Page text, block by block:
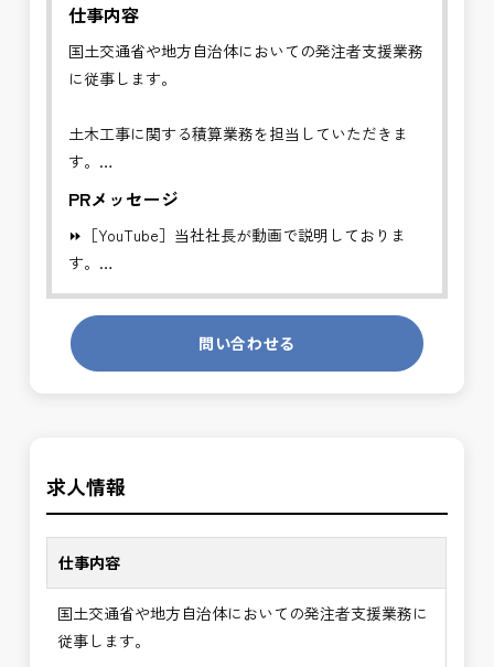
仕事内容
国土交通省や地方自治体においての発注者支援業務
に従事します。
土木工事に関する積算業務を担当していただきま
す。
公共工事（道路・河川・港湾空港等）の数量算出お
⏩【主な業務内容】
・設計図書からの数量算出
・内訳書の作成
・積算ソフト入力
・外注成果物のチェック
・建設コンサルタント経験者
＊受注が多く、増員募集しております。
発注者支援業務は、社会基盤を支える大切な仕事で
PRメッセージ
⏩［YouTube］当社社長が動画で説明しておりま
す。
https://youtube.com/channel/
発注者側の立場で業務を行う、やりがいのあるお仕
事です。
長期的にお仕事が出来る方を募集しております。
✅ストレスのない、上下関係を気にしなくてもよい
職場環境
✅「仕事のやりがい」と「賃金」のバランスを大切
に致します。
⭐＝＝お祝い金100,000円＝＝⭐
※お祝い金の支給条件は、入社より3ヶ月経過され
問い合わせる
求人情報
仕事内容
国土交通省や地方自治体においての発注者支援業務に
従事します。